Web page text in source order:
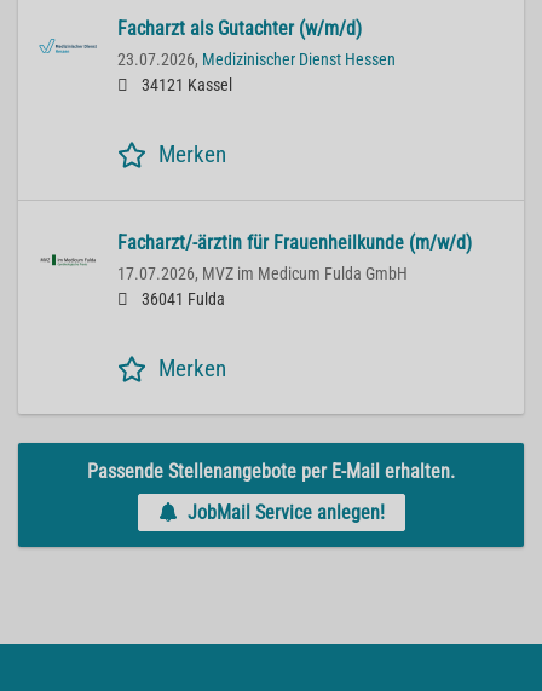
Facharzt als Gutachter (w/m/d)
23.07.2026, Medizinischer Dienst Hessen
34121 Kassel
Merken
Facharzt/-ärztin für Frauenheilkunde (m/w/d)
17.07.2026, MVZ im Medicum Fulda GmbH
36041 Fulda
Merken
Passende Stellenangebote per E-Mail erhalten.
JobMail Service anlegen!